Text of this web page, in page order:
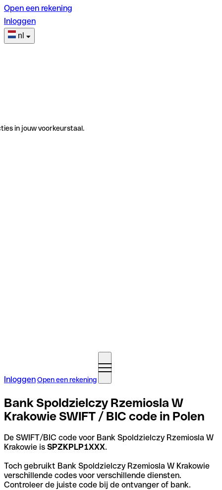
Open een rekening
Inloggen
nl
in jouw voorkeurstaal.
InloggenOpen een rekening
Bank Spoldzielczy Rzemiosla W
Krakowie SWIFT / BIC code in Polen
De SWIFT/BIC code voor Bank Spoldzielczy Rzemiosla W
Krakowie is SPZKPLP1XXX.
Toch gebruikt Bank Spoldzielczy Rzemiosla W Krakowie
verschillende codes voor verschillende diensten.
Controleer de juiste code bij de ontvanger of bank.